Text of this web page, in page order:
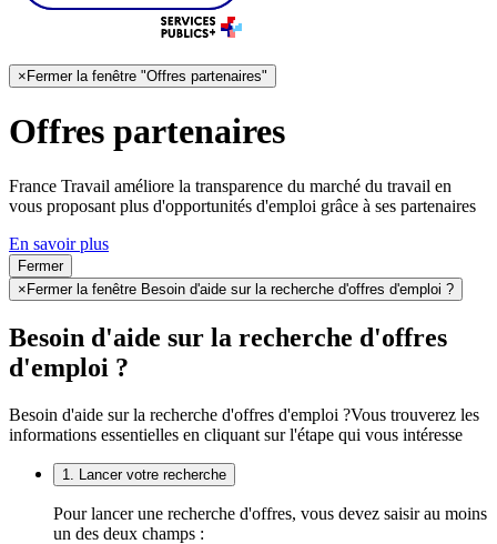
× Fermer la fenêtre "Offres partenaires"
Offres partenaires
France Travail améliore la transparence du marché du travail en
vous proposant plus d'opportunités d'emploi grâce à ses partenaires
En savoir plus
Fermer
× Fermer la fenêtre Besoin d'aide sur la recherche d'offres d'emploi ?
Besoin d'aide sur la recherche d'offres
d'emploi ?
Besoin d'aide sur la recherche d'offres d'emploi ?Vous trouverez les
informations essentielles en cliquant sur l'étape qui vous intéresse
1. Lancer votre recherche
Pour lancer une recherche d'offres, vous devez saisir au moins
un des deux champs :